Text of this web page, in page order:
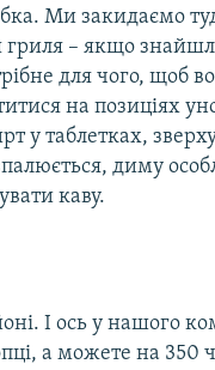
Ми закидаємо
гриля – якщо
для чого, щоб
на позиціях
у таблетках,
диму
каву.
І ось у нашого
а можете на 350